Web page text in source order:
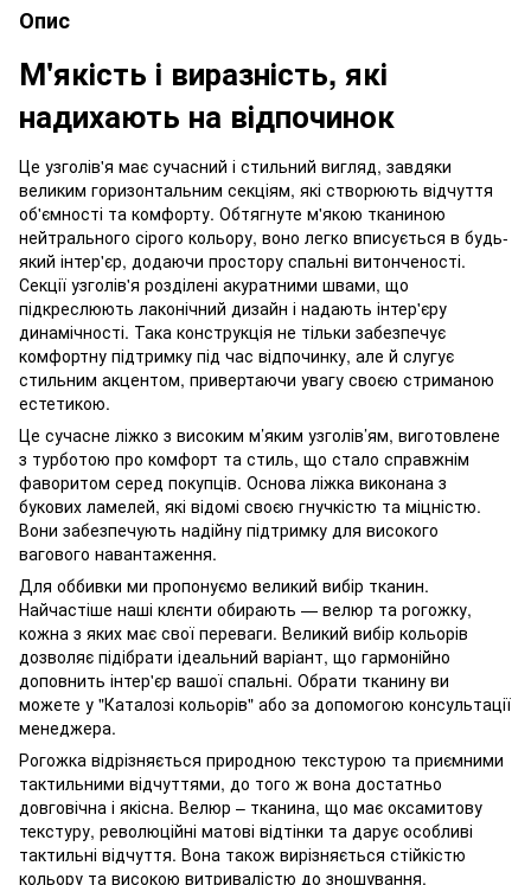
Опис
М'якість і виразність, які
надихають на відпочинок
Це узголів'я має сучасний і стильний вигляд, завдяки
великим горизонтальним секціям, які створюють відчуття
об'ємності та комфорту. Обтягнуте м'якою тканиною
нейтрального сірого кольору, воно легко вписується в будь-
який інтер'єр, додаючи простору спальні витонченості.
Секції узголів'я розділені акуратними швами, що
підкреслюють лаконічний дизайн і надають інтер'єру
динамічності. Така конструкція не тільки забезпечує
комфортну підтримку під час відпочинку, але й слугує
стильним акцентом, привертаючи увагу своєю стриманою
естетикою.
Це сучасне ліжко з високим м’яким узголів’ям, виготовлене
з турботою про комфорт та стиль, що стало справжнім
фаворитом серед покупців. Основа ліжка виконана з
букових ламелей, які відомі своєю гнучкістю та міцністю.
Вони забезпечують надійну підтримку для високого
вагового навантаження.
Для оббивки ми пропонуємо великий вибір тканин.
Найчастіше наші клєнти обирають — велюр та рогожку,
кожна з яких має свої переваги. Великий вибір кольорів
дозволяє підібрати ідеальний варіант, що гармонійно
доповнить інтер'єр вашої спальні. Обрати тканину ви
можете у "Каталозі кольорів" або за допомогою консультації
менеджера.
Рогожка відрізняється природною текстурою та приємними
тактильними відчуттями, до того ж вона достатньо
довговічна і якісна. Велюр – тканина, що має оксамитову
текстуру, революційні матові відтінки та дарує особливі
тактильні відчуття. Вона також вирізняється стійкістю
кольору та високою витривалістю до зношування.